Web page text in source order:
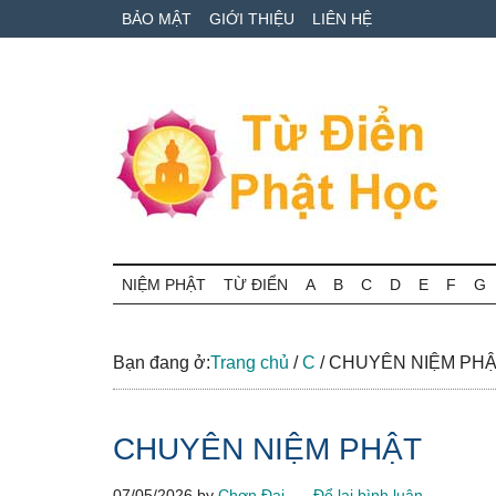
to
to
qua
BẢO MẬT GIỚI THIỆU LIÊN HỆ
Từ
điển
Phật
cứu
thuật
Phật
học
NIỆM PHẬT TỪ ĐIỂN A B C D E F G
Bạn đang ở:Trang chủ / C /CHUYÊN NIỆM
CHUYÊN NIỆM PHẬT